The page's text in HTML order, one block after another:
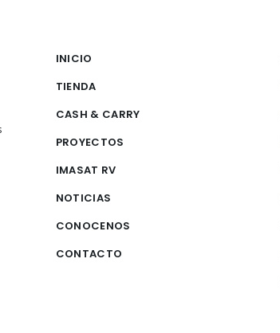
INICIO
TIENDA
CASH & CARRY
PROYECTOS
IMASAT RV
NOTICIAS
CONOCENOS
CONTACTO